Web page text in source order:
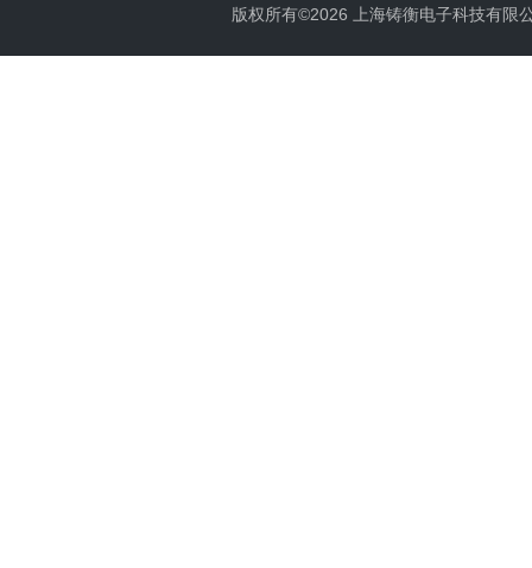
版权所有©2026 上海铸衡电子科技有